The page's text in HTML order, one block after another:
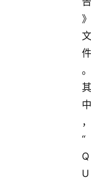
》
文
件
。
其
中
，
“
Q
U